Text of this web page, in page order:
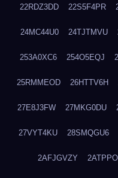
22RDZ3DD 22S5F4PR
24MC44U0 24TJTMVU
253A0XC6 254O5EQJ
25RMMEOD 26HTTV6H
27E8J3FW 27MKG0DU
27VYT4KU 28SMQGU6
2AFJGVZY